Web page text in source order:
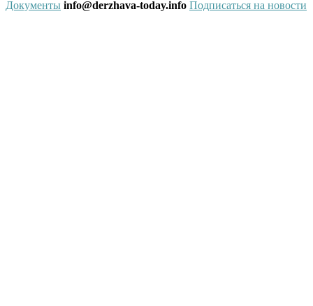
Документы info@derzhava-today.info Подписаться на новости